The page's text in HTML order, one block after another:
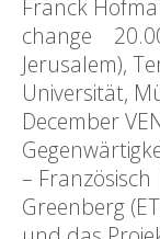
Franck
change
Jerusalem),
Universität,
December
–
Greenberg